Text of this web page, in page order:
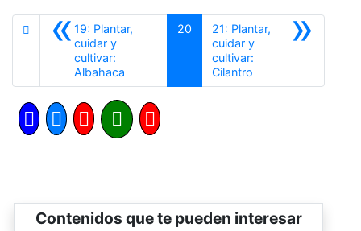
«19: Plantar,
cuidar y
cultivar:
Albahaca
20 »
21: Plantar,
cuidar y
cultivar:
Cilantro
Contenidos que te pueden interesar